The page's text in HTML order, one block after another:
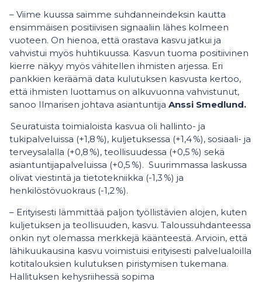
– Viime kuussa saimme suhdanneindeksin kautta
ensimmäisen positiivisen signaaliin lähes kolmeen
vuoteen. On hienoa, että orastava kasvu jatkui ja
vahvistui myös huhtikuussa. Kasvun tuoma positiivinen
kierre näkyy myös vähitellen ihmisten arjessa. Eri
pankkien keräämä data kulutuksen kasvusta kertoo,
että ihmisten luottamus on alkuvuonna vahvistunut,
sanoo Ilmarisen johtava asiantuntija Anssi Smedlund.
Seuratuista toimialoista kasvua oli hallinto- ja
tukipalveluissa (+1,8 %), kuljetuksessa (+1,4 %), sosiaali- ja
terveysalalla (+0,8 %), teollisuudessa (+0,5 %) sekä
asiantuntijapalveluissa (+0,5 %). Suurimmassa laskussa
olivat viestintä ja tietotekniikka (-1,3 %) ja
henkilöstövuokraus (-1,2 %).
– Erityisesti lämmittää paljon työllistävien alojen, kuten
kuljetuksen ja teollisuuden, kasvu. Taloussuhdanteessa
onkin nyt olemassa merkkejä käänteestä. Arvioin, että
lähikuukausina kasvu voimistuisi erityisesti palvelualoilla
kotitalouksien kulutuksen piristymisen tukemana.
Hallituksen kehysriihessä sopima